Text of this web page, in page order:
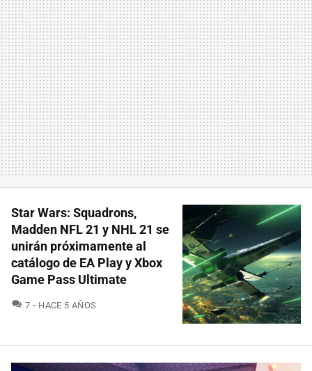
Star Wars: Squadrons,
Madden NFL 21 y NHL 21 se
unirán próximamente al
catálogo de EA Play y Xbox
Game Pass Ultimate
7 COMENTARIOS
HACE 5 AÑOS